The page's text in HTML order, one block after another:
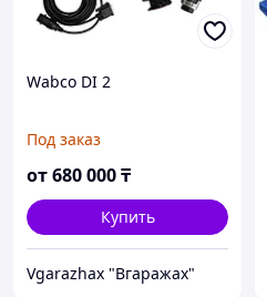
Wabco DI 2
Под заказ
от680 000₸
Купить
Vgarazhax "Вгаражах"